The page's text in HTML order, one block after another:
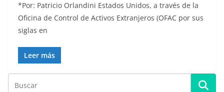
*Por: Patricio Orlandini Estados Unidos, a través de la
Oficina de Control de Activos Extranjeros (OFAC por sus
siglas en
Leer más